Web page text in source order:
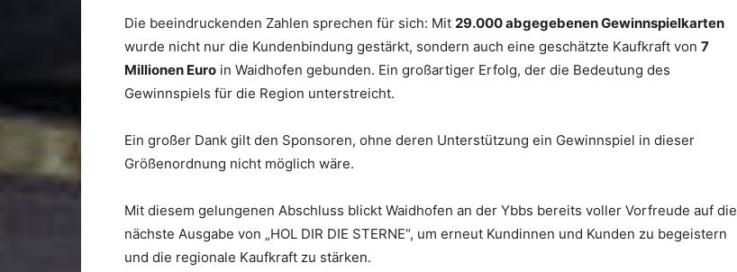
Die beeindruckenden Zahlen sprechen für sich: Mit 29.000 abgegebenen Gewinnspielkarten
wurde nicht nur die Kundenbindung gestärkt, sondern auch eine geschätzte Kaufkraft von 7
Millionen Euro in Waidhofen gebunden. Ein großartiger Erfolg, der die Bedeutung des
Gewinnspiels für die Region unterstreicht.
Ein großer Dank gilt den Sponsoren, ohne deren Unterstützung ein Gewinnspiel in dieser
Größenordnung nicht möglich wäre.
Mit diesem gelungenen Abschluss blickt Waidhofen an der Ybbs bereits voller Vorfreude auf die
nächste Ausgabe von „HOL DIR DIE STERNE“, um erneut Kundinnen und Kunden zu begeistern
und die regionale Kaufkraft zu stärken.